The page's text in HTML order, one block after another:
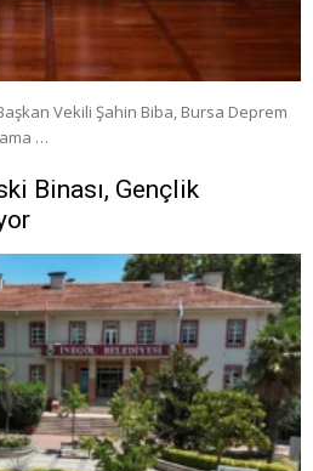
Vekili Şahin Biba, Bursa Deprem
…
Binası, Gençlik